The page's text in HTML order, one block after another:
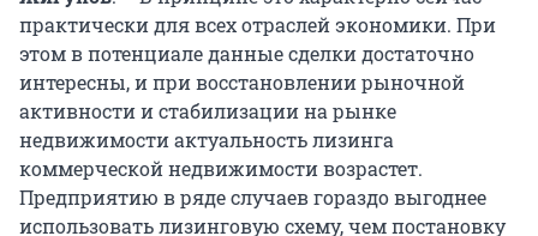
практически для всех отраслей экономики. При
этом в потенциале данные сделки достаточно
интересны, и при восстановлении рыночной
активности и стабилизации на рынке
недвижимости актуальность лизинга
коммерческой недвижимости возрастет.
Предприятию в ряде случаев гораздо выгоднее
использовать лизинговую схему, чем постановку